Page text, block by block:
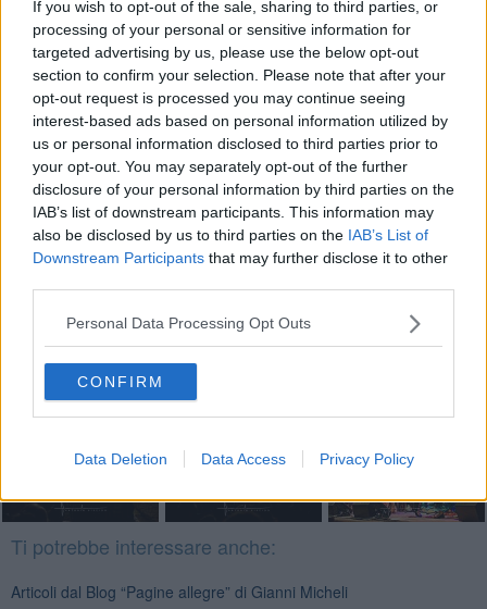
If you wish to opt-out of the sale, sharing to third parties, or
processing of your personal or sensitive information for
targeted advertising by us, please use the below opt-out
section to confirm your selection. Please note that after your
opt-out request is processed you may continue seeing
interest-based ads based on personal information utilized by
us or personal information disclosed to third parties prior to
your opt-out. You may separately opt-out of the further
disclosure of your personal information by third parties on the
IAB’s list of downstream participants. This information may
also be disclosed by us to third parties on the IAB’s List of
Downstream Participants that may further disclose it to other
Personal Data Processing Opt Outs
CONFIRM
Data Deletion Data Access Privacy Policy
____________
Le foto pubblicate sono state scattate da Antonio Viscido in
occasione della replica delleStorie della Buonanotte per Bambine
Ribellipresso l’Anfiteatro Romano di Arezzo in data 4 agosto 2021.
Gianni Micheli
Se vuoi leggere le notizie principali della Toscana iscriviti alla
Basta cliccareQUI
Fotogallery
Ti potrebbe interessare anche:
Articoli dal Blog “Pagine allegre” di Gianni Micheli